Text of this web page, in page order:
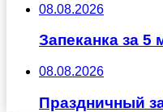
08.08.2026
Запеканка за 5
08.08.2026
Праздничный